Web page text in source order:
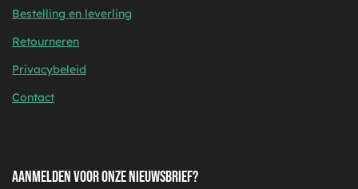
Bestelling en leverling
Retourneren
Privacybeleid
Contact
AANMELDEN VOOR ONZE NIEUWSBRIEF?